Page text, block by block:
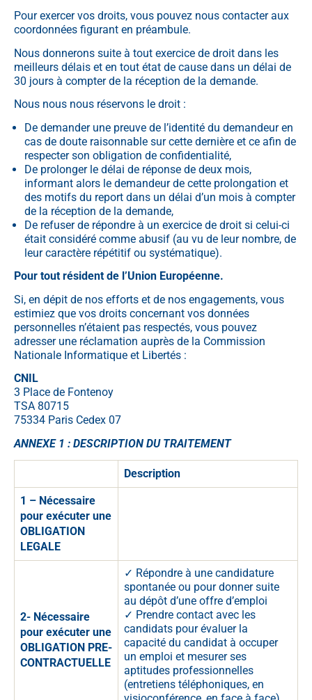
Pour exercer vos droits, vous pouvez nous contacter aux
coordonnées figurant en préambule.
Nous donnerons suite à tout exercice de droit dans les
meilleurs délais et en tout état de cause dans un délai de
30 jours à compter de la réception de la demande.
Nous nous nous réservons le droit :
De demander une preuve de l’identité du demandeur en
cas de doute raisonnable sur cette dernière et ce afin de
respecter son obligation de confidentialité,
De prolonger le délai de réponse de deux mois,
informant alors le demandeur de cette prolongation et
des motifs du report dans un délai d’un mois à compter
de la réception de la demande,
De refuser de répondre à un exercice de droit si celui-ci
était considéré comme abusif (au vu de leur nombre, de
leur caractère répétitif ou systématique).
Pour tout résident de l’Union Européenne.
Si, en dépit de nos efforts et de nos engagements, vous
estimiez que vos droits concernant vos données
personnelles n’étaient pas respectés, vous pouvez
adresser une réclamation auprès de la Commission
Nationale Informatique et Libertés :
CNIL
3 Place de Fontenoy
TSA 80715
75334 Paris Cedex 07
ANNEXE 1 : DESCRIPTION DU TRAITEMENT
Description
1 – Nécessaire
pour exécuter une
OBLIGATION
LEGALE
2- Nécessaire
pour exécuter une
OBLIGATION PRE-
CONTRACTUELLE
✓ Répondre à une candidature
spontanée ou pour donner suite
au dépôt d’une offre d’emploi
✓ Prendre contact avec les
candidats pour évaluer la
capacité du candidat à occuper
un emploi et mesurer ses
aptitudes professionnelles
(entretiens téléphoniques, en